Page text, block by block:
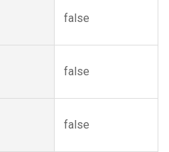
false
false
false